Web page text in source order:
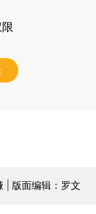
| 版面编辑：罗文